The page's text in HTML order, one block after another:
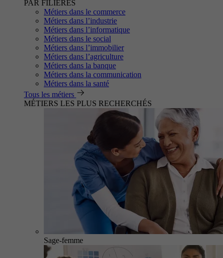
PAR FILIÈRES
Métiers dans le commerce
Métiers dans l’industrie
Métiers dans l’informatique
Métiers dans le social
Métiers dans l’immobilier
Métiers dans l’agriculture
Métiers dans la banque
Métiers dans la communication
Métiers dans la santé
Tous les métiers
MÉTIERS LES PLUS RECHERCHÉS
Sage-femme